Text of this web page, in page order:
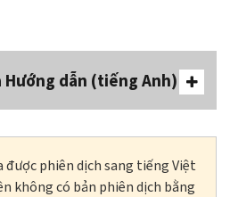
Hướng dẫn (tiếng Anh)
được phiên dịch sang tiếng Việt
không có bản phiên dịch bằng